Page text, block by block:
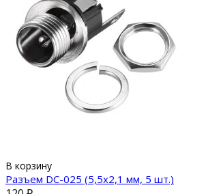
В корзину
Разъем DC-025 (5,5x2,1 мм, 5 шт.)